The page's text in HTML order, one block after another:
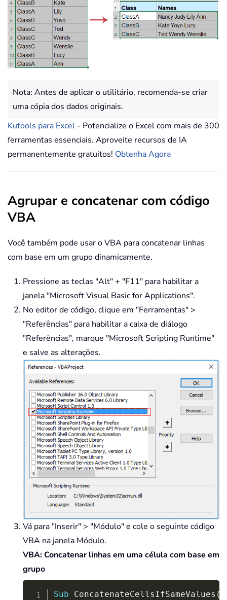
Nota: Antes de aplicar o utilitário, recomenda-se criar
uma cópia dos dados originais.
Kutools para Excel - Potencialize o Excel com mais de 300
ferramentas essenciais. Aproveite recursos de IA
permanentemente gratuitos! Obtenha Agora
Agrupar e concatenar com código
VBA
Você também pode usar o VBA para concatenar linhas
com base em um grupo dinamicamente.
Pressione as teclas "Alt" + "F11" para habilitar a
janela "Microsoft Visual Basic for Applications".
No editor de código, clique em "Ferramentas" >
"Referências" para habilitar a caixa de diálogo
"Referências", marque "Microsoft Scripting Runtime"
e salve as alterações.
Vá para "Inserir" > "Módulo" e cole o seguinte código
VBA na janela Módulo.
VBA: Concatenar linhas em uma célula com base em
grupo
Sub ConcatenateCellsIfSameValues (
Copy